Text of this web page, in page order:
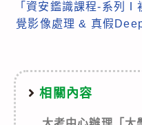
「資安鑑識課程-系列Ⅰ
覺影像處理 & 真假
相關內容